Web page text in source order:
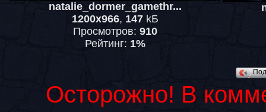
natalie_dormer_gamethr...
1200x966, 147kБ
Просмотров: 910
Рейтинг: 1%
Осторожно! В